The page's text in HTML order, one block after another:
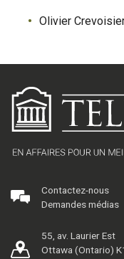
Olivier
Contactez-nous
Demandes médias
55, av. Laurier Est
Ottawa (Ontario)